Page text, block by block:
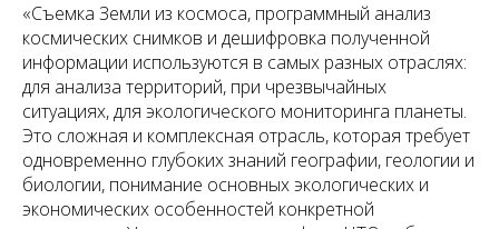
«Съемка Земли из космоса, программный анализ
космических снимков и дешифровка полученной
информации используются в самых разных отраслях:
для анализа территорий, при чрезвычайных
ситуациях, для экологического мониторинга планеты.
Это сложная и комплексная отрасль, которая требует
одновременно глубоких знаний географии, геологии и
биологии, понимание основных экологических и
экономических особенностей конкретной